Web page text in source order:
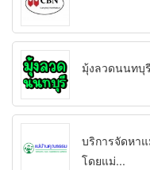
มุ้งลวดนนทบุรี
บริการจัดหา
โดยแม่...